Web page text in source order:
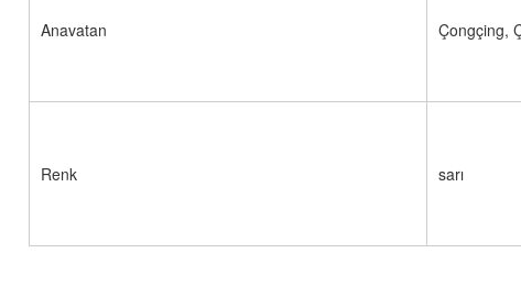
Anavatan Çongçing,
Renk sarı